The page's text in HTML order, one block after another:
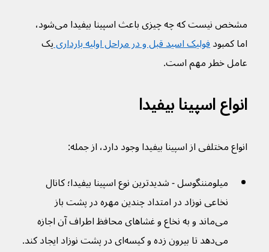
مشخص نیست که چه چیزی باعث اسپینا بیفیدا می‌شود،
اما کمبود فولیک اسید قبل و در مراحل اولیه بارداری یک
عامل خطر مهم است.
انواع اسپینا بیفیدا
انواع مختلفی از اسپینا بیفیدا وجود دارد، از جمله:
میلومننگوسل - شدیدترین نوع اسپينا بيفيدا؛ کانال
نخاعی نوزاد در امتداد چندین مهره در پشت باز
می‌ماند و به نخاع و غشاهای محافظ اطراف آن اجازه
می‌دهد تا بیرون زده و کیسه‌ای در پشت نوزاد ایجاد کند.